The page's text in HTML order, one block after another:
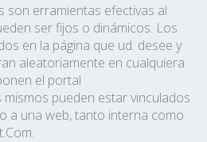
son erramientas efectivas al
ser fijos o dinámicos. Los
en la página que ud. desee y
aleatoriamente en cualquiera
el portal
pueden estar vinculados
a una web, tanto interna como